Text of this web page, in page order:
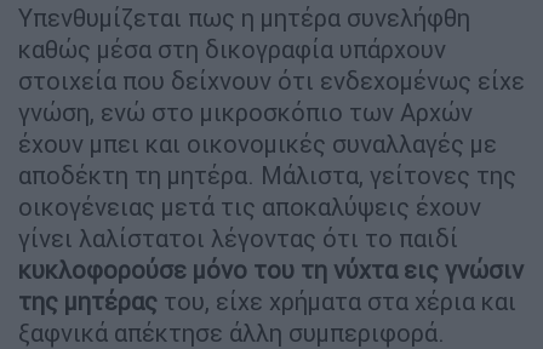
Υπενθυμίζεται πως η μητέρα συνελήφθη
καθώς μέσα στη δικογραφία υπάρχουν
στοιχεία που δείχνουν ότι ενδεχομένως είχε
γνώση, ενώ στο μικροσκόπιο των Αρχών
έχουν μπει και οικονομικές συναλλαγές με
αποδέκτη τη μητέρα. Μάλιστα, γείτονες της
οικογένειας μετά τις αποκαλύψεις έχουν
γίνει λαλίστατοι λέγοντας ότι το παιδί
κυκλοφορούσε μόνο του τη νύχτα εις γνώσιν
της μητέρας του, είχε χρήματα στα χέρια και
ξαφνικά απέκτησε άλλη συμπεριφορά.